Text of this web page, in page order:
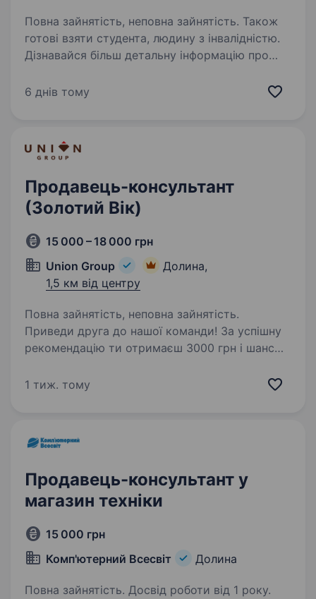
Повна зайнятість, неповна зайнятість. Також
готові взяти студента, людину з інвалідністю.
Дізнавайся більш детальну інформацію про
за посиланням: robota.avrora.ua
працювати…
6 днів тому
Продавець-консультант
(Золотий Вік)
15 000 – 18 000 грн
Union Group
Долина,
1,5 км від центру
Повна зайнятість, неповна зайнятість.
Приведи друга до нашої команди! За успішну
рекомендацію ти отримаєш 3000 грн і шанс
«Золотий Вік» — Почуття прикрашають!
1 тиж. тому
Продавець-консультант у
магазин техніки
15 000 грн
Комп'ютерний Всесвіт
Долина
Повна зайнятість. Досвід роботи від 1 року.